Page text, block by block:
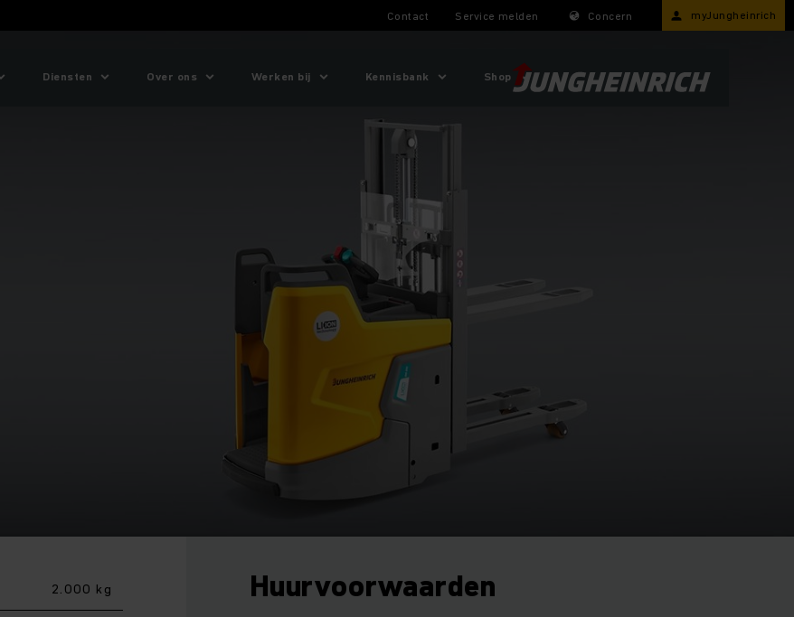
Contact Service melden Concern myJungheinrich
Diensten Over ons Werken bij Kennisbank Shop
2.000 kg Huurvoorwaarden